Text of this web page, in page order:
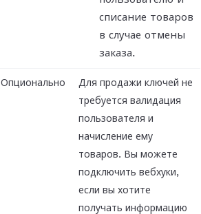
списание товаров
в случае отмены
заказа.
Опционально
Для продажи ключей не
требуется валидация
пользователя и
начисление ему
товаров. Вы можете
подключить вебхуки,
если вы хотите
получать информацию